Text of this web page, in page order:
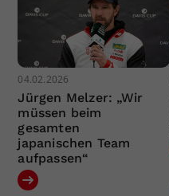
04.02.2026
Jürgen Melzer: „Wir
müssen beim
gesamten
japanischen Team
aufpassen“